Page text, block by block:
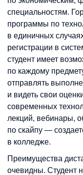
специальностям.
программы по
в единичных
регистрации в
студент имеет
по каждому
отправлять
и видеть свои
современных
лекций, вебинары,
по скайпу —
в колледже.
Преимущества
очевидны. Студент